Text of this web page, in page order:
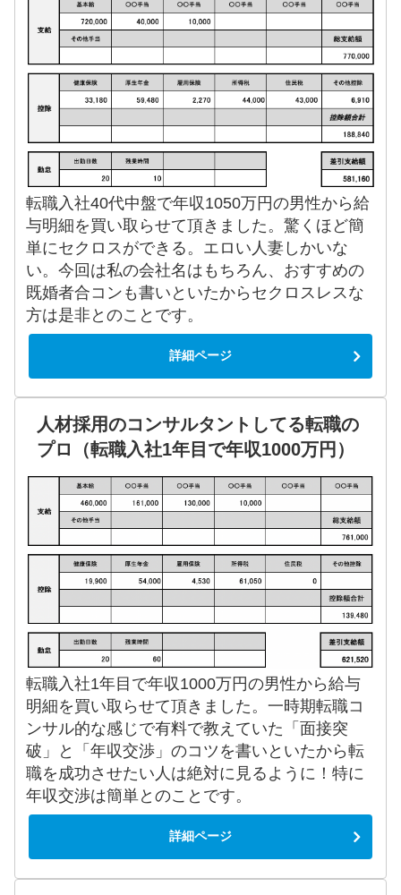
転職入社40代中盤で年収1050万円の男性から給
与明細を買い取らせて頂きました。驚くほど簡
単にセクロスができる。エロい人妻しかいな
い。今回は私の会社名はもちろん、おすすめの
既婚者合コンも書いといたからセクロスレスな
方は是非とのことです。
詳細ページ
人材採用のコンサルタントしてる転職の
プロ（転職入社1年目で年収1000万円）
転職入社1年目で年収1000万円の男性から給与
明細を買い取らせて頂きました。一時期転職コ
ンサル的な感じで有料で教えていた「面接突
破」と「年収交渉」のコツを書いといたから転
職を成功させたい人は絶対に見るように！特に
年収交渉は簡単とのことです。
詳細ページ